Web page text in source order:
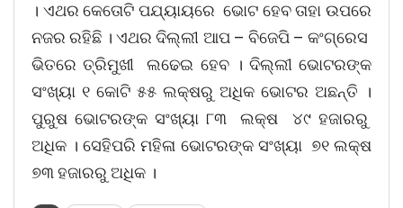
। ଏଥର କେତୋଟି ପଯ୍ୟାୟରେ ଭୋଟ ହେବ ତାହା ଉପରେ
ନଜର ରହିଛି । ଏଥର ଦିଲ୍ଲୀ ଆପ – ବିଜେପି – କଂଗ୍ରେସ
ଭିତରେ ତ୍ରିମୁଖୀ ଲଢେଇ ହେବ । ଦିଲ୍ଲୀ ଭୋଟରଙ୍କ
ସଂଖ୍ୟା ୧ କୋଟି ୫୫ ଲକ୍ଷରୁ ଅଧିକ ଭୋଟର ଅଛନ୍ତି ।
ପୁରୁଷ ଭୋଟରଙ୍କ ସଂଖ୍ୟା ୮୩ ଲକ୍ଷ ୪୯ ହଜାରରୁ
ଅଧିକ । ସେହିପରି ମହିଳା ଭୋଟରଙ୍କ ସଂଖ୍ୟା ୭୧ ଲକ୍ଷ
୭୩ ହଜାରରୁ ଅଧିକ ।